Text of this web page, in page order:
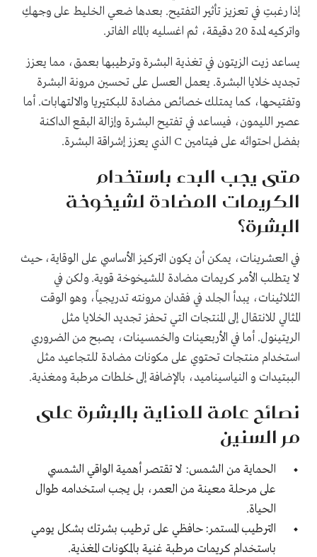
إذا رغبتِ في تعزيز تأثير التفتيح. بعدها ضعي الخليط على وجهكِ
واتركيه لمدة 20 دقيقة، ثم اغسليه بالماء الفاتر.
يساعد زيت الزيتون في تغذية البشرة وترطيبها بعمق، مما يعزز
تجديد خلايا البشرة. يعمل العسل على تحسين مرونة البشرة
وتفتيحها، كما يمتلك خصائص مضادة للبكتيريا والالتهابات. أما
عصير الليمون، فيساعد في تفتيح البشرة وإزالة البقع الداكنة
بفضل احتوائه على فيتامين C الذي يعزز إشراقة البشرة.
متى يجب البدء باستخدام
الكريمات المضادة لشيخوخة
البشرة؟
في العشرينات، يمكن أن يكون التركيز الأساسي على الوقاية، حيث
لا يتطلب الأمر كريمات مضادة للشيخوخة قوية. ولكن في
الثلاثينات، يبدأ الجلد في فقدان مرونته تدريجياً، وهو الوقت
المثالي للانتقال إلى المنتجات التي تحفز تجديد الخلايا مثل
الريتينول. أما في الأربعينات والخمسينات، يصبح من الضروري
استخدام منتجات تحتوي على مكونات مضادة للتجاعيد مثل
الببتيدات و النياسيناميد، بالإضافة إلى خلطات مرطبة ومغذية.
نصائح عامة للعناية بالبشرة على
مر السنين
الحماية من الشمس: لا تقتصر أهمية الواقي الشمسي
على مرحلة معينة من العمر، بل يجب استخدامه طوال
الحياة.
الترطيب المستمر: حافظي على ترطيب بشرتك بشكل يومي
باستخدام كريمات مرطبة غنية بالمكونات المغذية.